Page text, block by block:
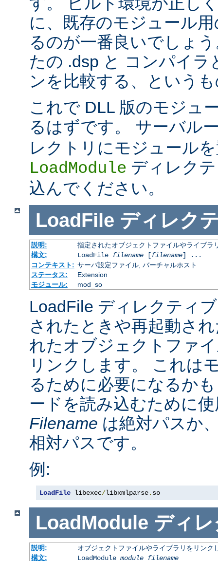
に、既存のモジュール
るのが一番良いでしょ
たの .dsp と コンパイ
ンを比較する、という
これで DLL 版のモジュ
るはずです。 サーバル
レクトリにモジュール
LoadModule ディレク
込んでください。
LoadFile ディレク
説明:
指定されたオブジェクトファイルやライブラ
構文:
LoadFile filename[filename] ...
コンテキスト: サーバ設定ファイル, バーチャルホスト
ステータス:
Extension
モジュール:
mod_so
LoadFile ディレクティ
されたときや再起動さ
れたオブジェクトファ
リンクします。 これは
るために必要になるか
ードを読み込むために
Filename は絶対パスか
相対パスです。
例:
LoadFile libexec/libxmlparse. so
LoadModule ディ
説明:
オブジェクトファイルやライブラリをリン
構文:
LoadModule module filename